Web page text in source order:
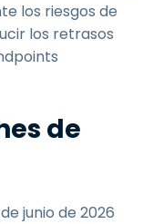
los riesgos de
los retrasos
de
junio de 2026